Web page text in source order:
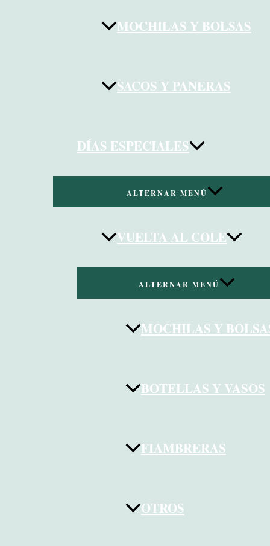
MOCHILAS Y BOLSAS
SACOS Y PANERAS
DÍAS ESPECIALES
ALTERNAR MENÚ
VUELTA AL COLE
ALTERNAR MENÚ
MOCHILAS Y
BOTELLAS Y VASOS
FIAMBRERAS
OTROS